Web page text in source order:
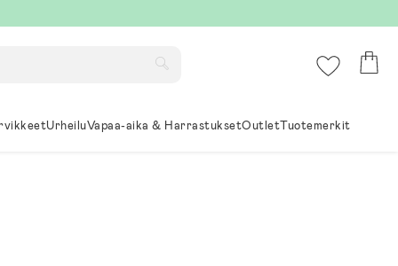
UrheiluVapaa-aika & HarrastuksetOutletTuotemerkit